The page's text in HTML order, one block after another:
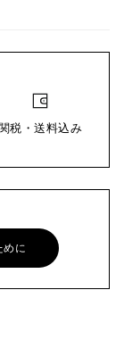
税・送料込み
めに